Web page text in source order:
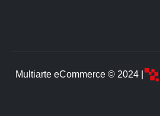
Multiarte eCommerce © 2024 |